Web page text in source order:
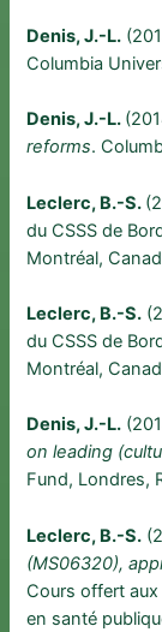
Denis, J.-L.
Columbia
Denis, J.-L.
reforms.
Leclerc, B.-S.
du CSSS de
Montréal,
Leclerc, B.-S.
du CSSS de
Montréal,
Denis, J.-L.
on leading
Fund, Londres,
Leclerc, B.-S.
(MS06320),
Cours offert
en santé